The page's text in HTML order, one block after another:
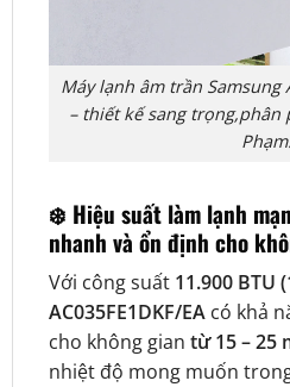
Máy lạnh âm trần Samsung
– thiết kế sang
Phạm.
❄️ Hiệu suất làm lạnh
nhanh và ổn định cho
Với công suất 11.900 BTU
AC035FE1DKF/EAcó khả
cho không gian từ 15 – 25
nhiệt độ mong muốn